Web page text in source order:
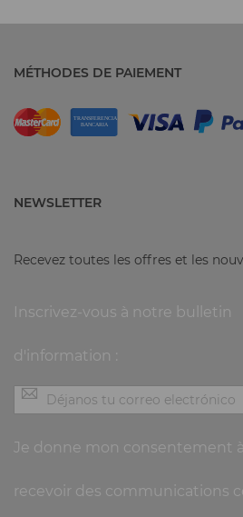
MÉTHODES DE PAIEMENT
NEWSLETTER
Recevez toutes les offres et les
Inscrivez-vous à notre bulletin
d'information :
Je donne mon consentement à
recevoir des communications